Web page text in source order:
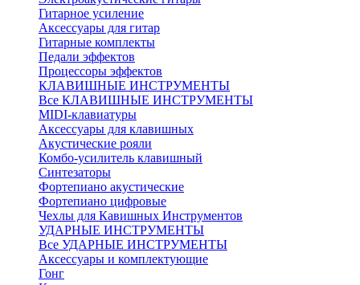
Гитарное усиление
Аксессуары для гитар
Гитарные комплекты
Педали эффектов
Процессоры эффектов
КЛАВИШНЫЕ ИНСТРУМЕНТЫ
Все КЛАВИШНЫЕ ИНСТРУМЕНТЫ
MIDI-клавиатуры
Аксессуары для клавишных
Акустические рояли
Комбо-усилитель клавишный
Синтезаторы
Фортепиано акустические
Фортепиано цифровые
Чехлы для Кавишных Инструментов
УДАРНЫЕ ИНСТРУМЕНТЫ
Все УДАРНЫЕ ИНСТРУМЕНТЫ
Аксессуары и комплектующие
Гонг